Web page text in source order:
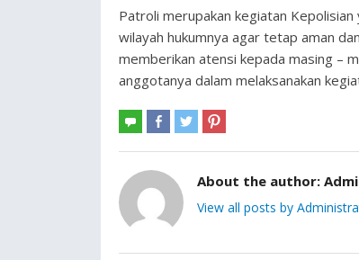
Patroli merupakan kegiatan
wilayah hukumnya agar tetap aman
memberikan atensi kepada masing –
anggotanya dalam melaksanakan
About the author:
View all posts by